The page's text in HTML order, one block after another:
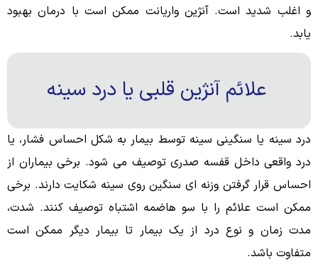
و اغلب شدید است. آنژین واریانت ممکن است با درمان بهبود
یابد.
علائم آنژین قلبی یا درد سینه
درد سینه یا سنگینی سینه توسط بیمار به شکل احساس فشار، یا
درد واقعی داخل قفسه صدری توصیف می شود. برخی بیماران از
احساس قرار گرفتن وزنه ای سنگین روی سینه شکایت دارند. برخی
ممکن است علائم را با سو هاضمه اشتباه توصیف کنند. شدت،
مدت زمان و نوع درد از یک بیمار تا بیمار دیگر ممکن است
متفاوت باشد.